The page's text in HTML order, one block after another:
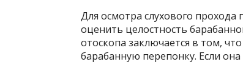
Для осмотра слухового
оценить целостность
отоскопа заключается в том,
барабанную перепонку. Если